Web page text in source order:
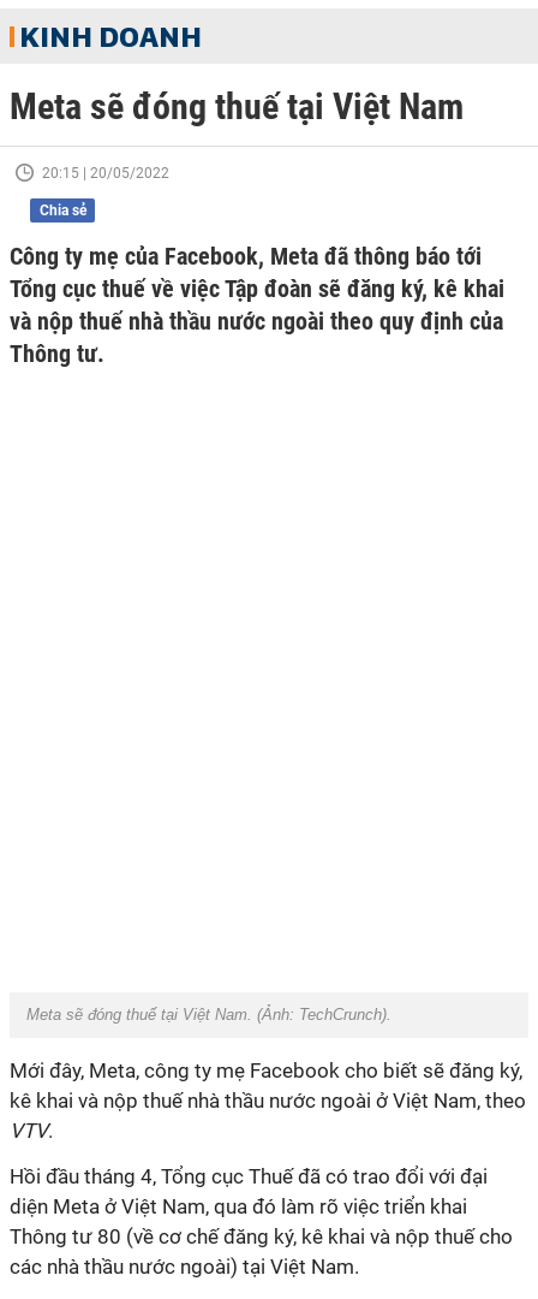
KINH DOANH
Meta sẽ đóng thuế tại Việt Nam
20:15 | 20/05/2022
Chia sẻ
Công ty mẹ của Facebook, Meta đã thông báo tới
Tổng cục thuế về việc Tập đoàn sẽ đăng ký, kê khai
và nộp thuế nhà thầu nước ngoài theo quy định của
Thông tư.
Meta sẽ đóng thuế tại Việt Nam. (Ảnh: TechCrunch).
Mới đây, Meta, công ty mẹ Facebook cho biết sẽ đăng ký,
kê khai và nộp thuế nhà thầu nước ngoài ở Việt Nam, theo
VTV.
Hồi đầu tháng 4, Tổng cục Thuế đã có trao đổi với đại
diện Meta ở Việt Nam, qua đó làm rõ việc triển khai
Thông tư 80 (về cơ chế đăng ký, kê khai và nộp thuế cho
các nhà thầu nước ngoài) tại Việt Nam.